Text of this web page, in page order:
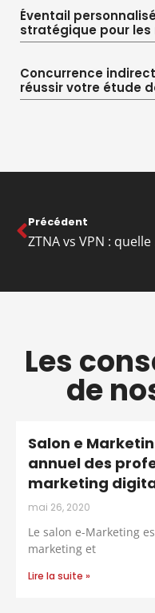
Éventail
stratégique pour les
Concurrence
réussir votre étude
Précédent
Les
de
Salon e
annuel des
marketing
mai 26, 2020
Le salon e-Marketing
marketing et
Lire la suite »